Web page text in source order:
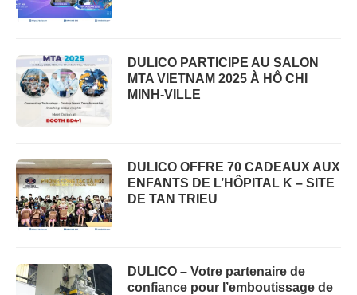
DULICO PARTICIPE AU SALON
MTA VIETNAM 2025 À HÔ CHI
MINH-VILLE
DULICO OFFRE 70 CADEAUX AUX
ENFANTS DE L’HÔPITAL K – SITE
DE TAN TRIEU
DULICO – Votre partenaire de
confiance pour l’emboutissage de